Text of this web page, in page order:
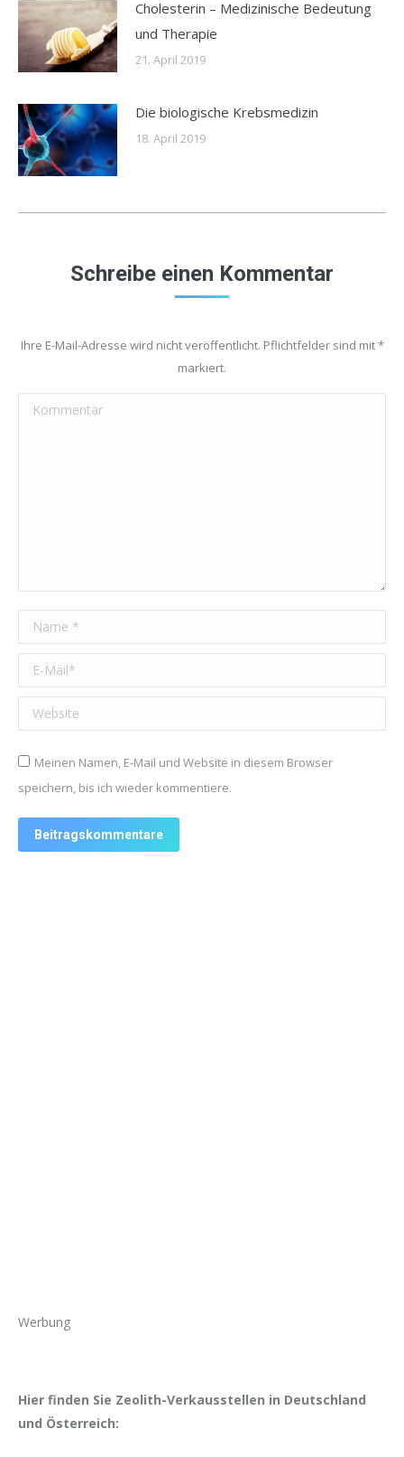
Cholesterin – Medizinische Bedeutung
und Therapie
21. April 2019
Die biologische Krebsmedizin
18. April 2019
Schreibe einen Kommentar
Ihre E-Mail-Adresse wird nicht veröffentlicht. Pflichtfelder sind mit*
markiert.
Kommentar
Name *
E-Mail *
Website
Meinen Namen, E-Mail und Website in diesem Browser
speichern, bis ich wieder kommentiere.
Beitragskommentare
Werbung
Hier finden Sie Zeolith-Verkausstellen in Deutschland
und Österreich: